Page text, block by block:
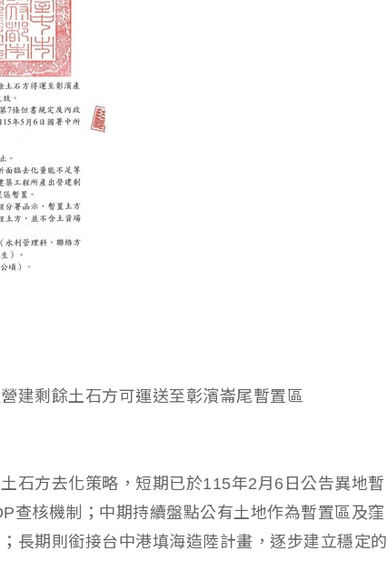
建剩餘土石方可運送至彰濱崙尾暫置區
石方去化策略，短期已於115年2月6日公告異地暫
查核機制；中期持續盤點公有土地作為暫置區及窪
長期則銜接台中港填海造陸計畫，逐步建立穩定的